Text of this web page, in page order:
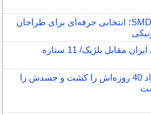
خازن تانتالیوم SMD؛ انتخابی حرفه‌ای برای طراحان
ترکیب احتمالی ایران مقابل بلژیک/ 11 ستاره
پدر سنگدل نوزاد 40 روزه‌اش را کشت و جسدش را